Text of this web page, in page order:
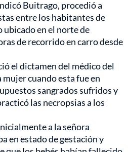
Buitrago, procedió a
entre los habitantes de
en el norte de
de recorrido en carro desde
el dictamen del médico del
cuando esta fue en
sangrados sufridos y
las necropsias a los
a la señora
en estado de gestación y